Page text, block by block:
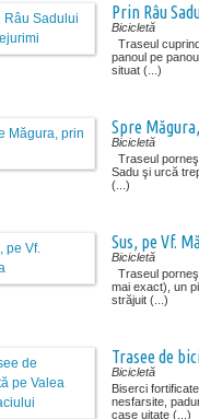
Prin Râu
Bicicletă
Traseul
panoul pe
situat (...)
Spre
Bicicletă
Traseul
Sadu şi urcă
(...)
Sus, pe Vf.
Bicicletă
Traseul
mai exact), un
străjuit (...)
Trasee de
Bicicletă
Biserci
nesfarsite,
case uitate (...)